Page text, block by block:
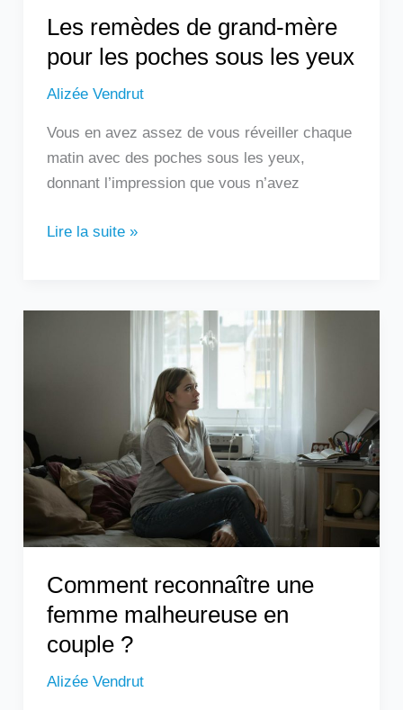
Les remèdes de grand-mère
pour les poches sous les yeux
Alizée Vendrut
Vous en avez assez de vous réveiller chaque
matin avec des poches sous les yeux,
donnant l’impression que vous n’avez
yeux
Lire la suite »
Comment reconnaître une
femme malheureuse en
couple ?
Alizée Vendrut
couple